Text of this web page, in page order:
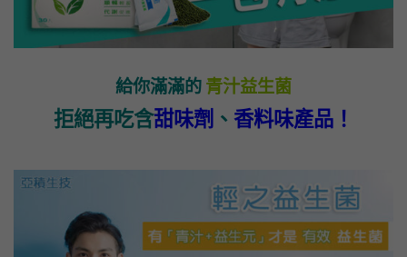
給你滿滿的 青汁益生菌
拒絕再吃含甜味劑 、 香料味產品！